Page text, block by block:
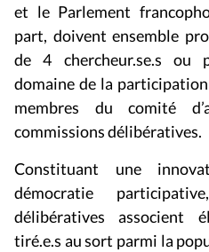
et le Parlement
part, doivent ensemble
de 4 chercheur.se.s ou
domaine de la
membres du comité
commissions délibératives.
Constituant une
démocratie
délibératives associent
tiré.e.s au sort parmi la